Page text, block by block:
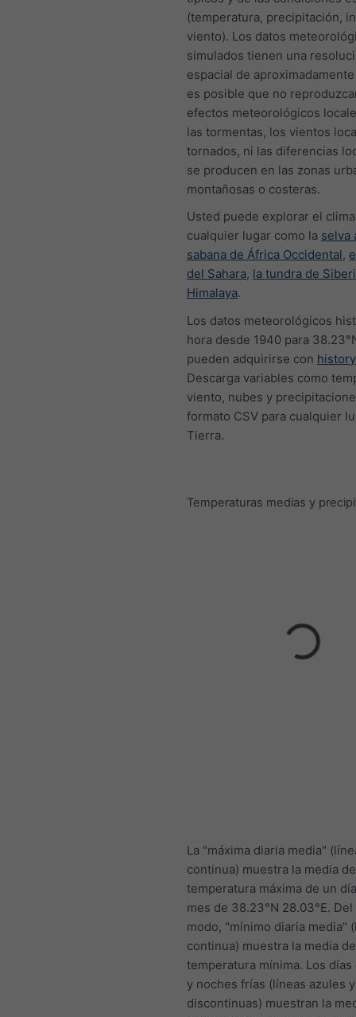
(temperatura, precipitación,
viento). Los datos
simulados tienen una
espacial de
es posible que no
efectos meteorológicos
las tormentas, los vientos
tornados, ni las diferencias
se producen en las zonas
montañosas o costeras.
Usted puede explorar el
cualquier lugar como la selva
sabana de África Occidental,
del Sahara, la tundra de
Himalaya.
Los datos meteorológicos
hora desde 1940 para
pueden adquirirse con
Descarga variables como
viento, nubes y
formato CSV para cualquier
Tierra.
Temperaturas medias y
La "máxima diaria media"
continua) muestra la media
temperatura máxima de un
mes de 38.23°N 28.03°E.
modo, "mínimo diaria media"
continua) muestra la media
temperatura mínima. Los
y noches frías (líneas azules
discontinuas) muestran la